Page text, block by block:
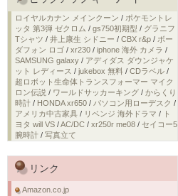
ロイヤルカナン メインクーン / ポケモントレ
ッタ 第3弾 ゼクロム / gs750初期型 / グラニフ
Tシャツ / 井上康生 シドニー / CBX r&p / ボー
ダフォン ロゴ / xr230 / iphone 海外 カメラ /
SAMSUNG galaxy / アディダス ダウンジャケ
ット レディース / jukebox 無料 / CDラベル /
超ロボット生命体トランスフォーマー マイク
ロン伝説 / ワールドサッカーキング / からくり
時計 / HONDA xr650 / パソコン用ローデスク /
アメリカ中古家具 / リベンジ 海外ドラマ / ト
ヨタ will VS /AC/DC / xr250r me08 / セイコー5
腕時計 / 写真立て
リンク
Amazon.co.jp